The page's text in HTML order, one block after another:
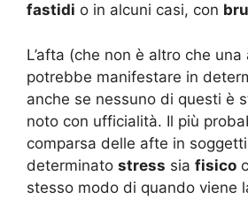
fastidi o in alcuni casi, con
L’afta (che non è altro che
potrebbe manifestare in
anche se nessuno di questi è
noto con ufficialità. Il più
comparsa delle afte in
determinato stress sia fisico
stesso modo di quando viene